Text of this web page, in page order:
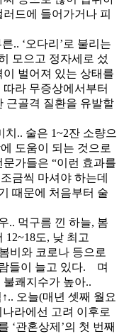
드에 들어가거나 피
.. ‘오다리’로 불리는
모으고 정자세로 섰
벌어져 있는 상태를
라 무증상에서부터
근골격 질환을 유발할
치.. 술은 1~2잔 소량으
도움이 되는 것으로
가들은 “이런 효과를
금씩 마셔야 하는데
때문에 처음부터 술
.. 먹구름 낀 하늘, 봄
12~18도, 낮 최고
비와 코로나 등으로
들이 늘고 있다. 며
쾌지수가 높아..
오늘(매년 셋째 월요
나라에선 고려 이후로
‘관혼상제’의 첫 번째